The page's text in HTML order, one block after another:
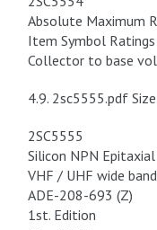
Absolute Maximum
Item Symbol
Collector to base
4.9. 2sc5555.pdf
2SC5555
Silicon NPN Epitaxial
VHF / UHF wide
ADE-208-693 (Z)
1st. Edition